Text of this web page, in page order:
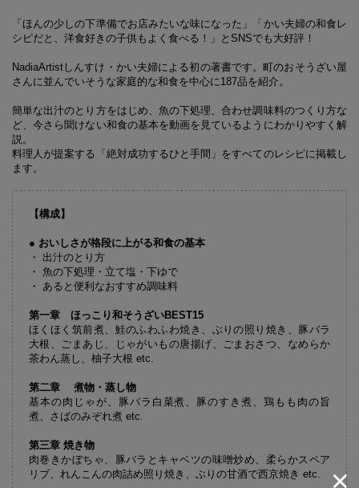
「ほんの少しの下準備でお店みたいな味になった」「かい夫婦の和食レ
シピだと、洋食好きの子供もよく食べる！」とSNSでも大好評！
NadiaArtistしんすけ・かい夫婦による初の著書です。町のおそうざい屋
さんに並んでいそうな家庭的な和食を中心に187品を紹介。
簡単な出汁のとり方をはじめ、魚の下処理、合わせ調味料のつくり方な
ど、今さら聞けない和食の基本を動画を見ているようにわかりやすく解
説。
料理人が提案する「絶対成功するひと手間」をすべてのレシピに掲載し
ます。
【構成】
● おいしさが格段に上がる和食の基本
・ 出汁のとり方
・ 魚の下処理・立て塩・下ゆで
・ あると便利なおすすめ調味料
第一章 ほっこり和そうざいBEST15
ほくほく筑前煮、鮭のふわふわ焼き、ぶりの照り焼き、豚バラ
大根、ごまあじ、じゃがいもの唐揚げ、ごまおさつ、なめらか
茶わん蒸し、柚子大根 etc.
第二章 煮物・蒸し物
基本の肉じゃが、豚バラ白菜煮、豚のすき煮、鶏もも肉の旨
煮、さばのみぞれ煮 etc.
第三章 焼き物
肉巻きかぼちゃ、豚バラとキャベツの味噌炒め、柔らかスペア
リブ、れんこんの肉詰め照り焼き、ぶりの甘酒で西京焼き etc.